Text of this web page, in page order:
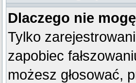
Dlaczego nie
Tylko
zapobiec
możesz głosować,